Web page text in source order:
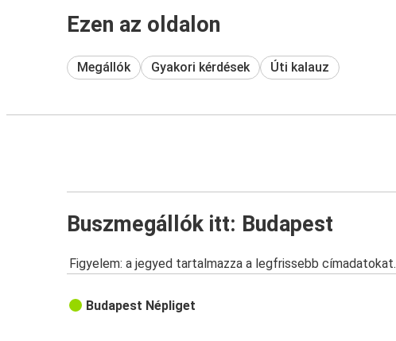
Ezen az oldalon
Megállók Gyakori kérdések Úti kalauz
Buszmegállók itt: Budapest
Figyelem: a jegyed tartalmazza a legfrissebb címadatokat.
Budapest Népliget